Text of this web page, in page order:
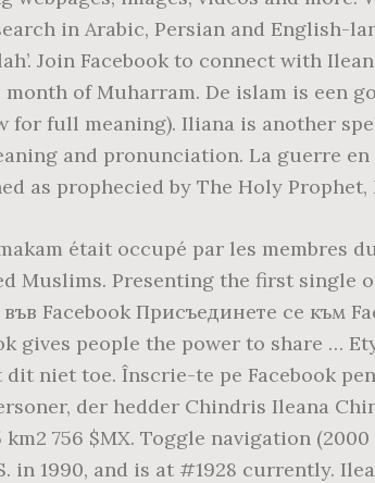
in Arabic, Persian and English-
Join Facebook to connect with
of Muharram. De islam is een
for full meaning). Iliana is another
and pronunciation. La guerre
as prophecied by The Holy Prophet,
était occupé par les membres
Presenting the first single
Facebook Присъединете се към
gives people the power to share …
niet toe. Înscrie-te pe Facebook
der hedder Chindris Ileana
756 $MX. Toggle navigation
1990, and is at #1928 currently.